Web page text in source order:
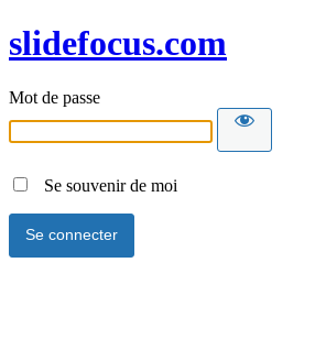
slidefocus.com
Mot de passe
Se souvenir de moi